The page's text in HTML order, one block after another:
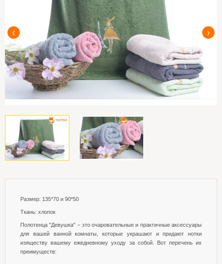
Размер: 135*70 и 90*50
Ткань: хлопок
Полотенца "Девушка" – это очаровательные и практичные аксессуары
для вашей ванной комнаты, которые украшают и придают нотки
изяществу вашему ежедневному уходу за собой. Вот перечень их
преимуществ: